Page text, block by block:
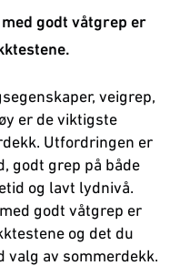
godt våtgrep er
veigrep,
er de viktigste
Utfordringen er
godt grep på både
og lavt lydnivå.
godt våtgrep er
og det du
valg av sommerdekk.